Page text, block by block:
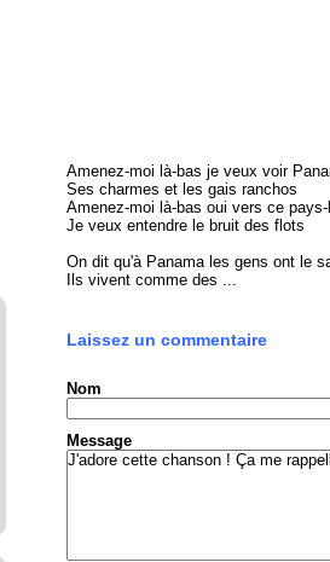
Amenez-moi là-bas je veux voir
Ses charmes et les gais ranchos
Amenez-moi là-bas oui vers ce
Je veux entendre le bruit des flots
On dit qu'à Panama les gens ont le
Ils vivent comme des ...
Laissez un commentaire
Nom
Message